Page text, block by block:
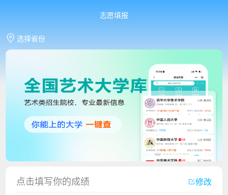
志愿填报
选择省份
点击填写你的成绩 修改